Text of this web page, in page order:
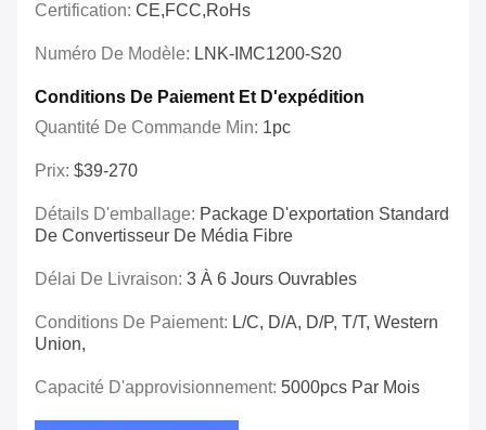
Certification: CE,FCC,RoHs
Numéro De Modèle: LNK-IMC1200-S20
Conditions De Paiement Et D'expédition
Quantité De Commande Min: 1pc
Prix: $39-270
Détails D'emballage: Package D'exportation Standard
De Convertisseur De Média Fibre
Délai De Livraison: 3 À 6 Jours Ouvrables
Conditions De Paiement: L/C, D/A, D/P, T/T, Western
Union,
Capacité D'approvisionnement: 5000pcs Par Mois